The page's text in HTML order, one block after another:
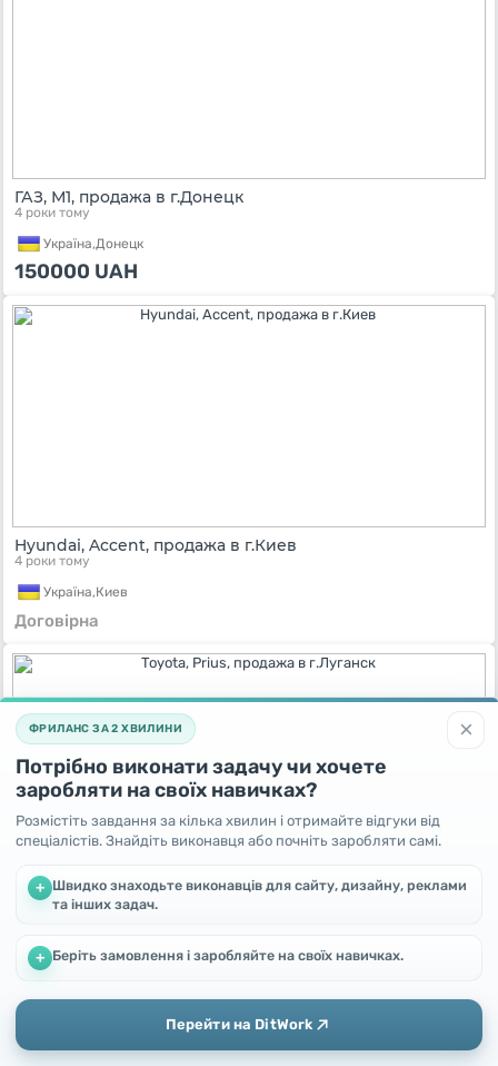
ГАЗ, М1, продажа в г.Донецк
4 роки тому
Україна,Донецк
150000 UAH
Hyundai, Accent, продажа в г.Киев
4 роки тому
Україна,Киев
Договірна
Toyota, Prius, продажа в г.Луганск
4 роки тому
Договірна
×
ФРИЛАНС ЗА 2 ХВИЛИНИ
Потрібно виконати задачу чи хочете
заробляти на своїх навичках?
Розмістіть завдання за кілька хвилин і отримайте відгуки від
спеціалістів. Знайдіть виконавця або почніть заробляти самі.
+ Швидко знаходьте виконавців для сайту, дизайну, реклами
та інших задач.
+ Беріть замовлення і заробляйте на своїх навичках.
Перейти на DitWork
Ми використовуємо файли cookie, щоб покращити роботу та
Додати Головна Повідомлення Профіль